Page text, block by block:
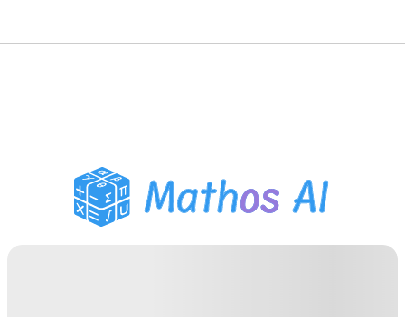
مساعد واجبات PDF
أدوات الدراسة